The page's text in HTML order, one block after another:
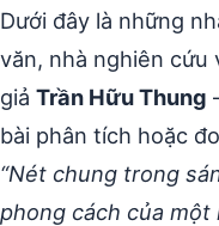
Dưới đây là những
văn, nhà nghiên cứu
giả Trần Hữu Thung
bài phân tích hoặc
“Nét chung trong
phong cách của một